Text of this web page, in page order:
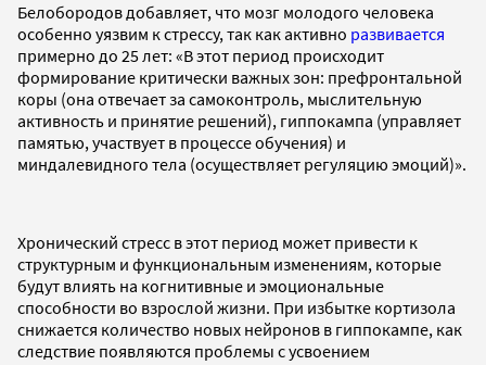
Белобородов добавляет, что мозг молодого человека
особенно уязвим к стрессу, так как активно развивается
примерно до 25 лет: «В этот период происходит
формирование критически важных зон: префронтальной
коры (она отвечает за самоконтроль, мыслительную
активность и принятие решений), гиппокампа (управляет
памятью, участвует в процессе обучения) и
миндалевидного тела (осуществляет регуляцию эмоций)».
Хронический стресс в этот период может привести к
структурным и функциональным изменениям, которые
будут влиять на когнитивные и эмоциональные
способности во взрослой жизни. При избытке кортизола
снижается количество новых нейронов в гиппокампе, как
следствие появляются проблемы с усвоением